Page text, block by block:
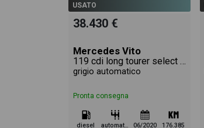
USATO
38.430 €
Mercedes Vito
grigio automatico
Pronta consegna
diesel automatico 06/2020 176.385